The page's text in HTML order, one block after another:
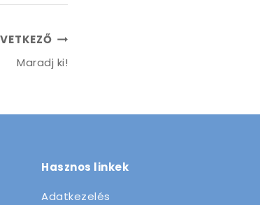
Maradj ki!
Hasznos linkek
Adatkezelés